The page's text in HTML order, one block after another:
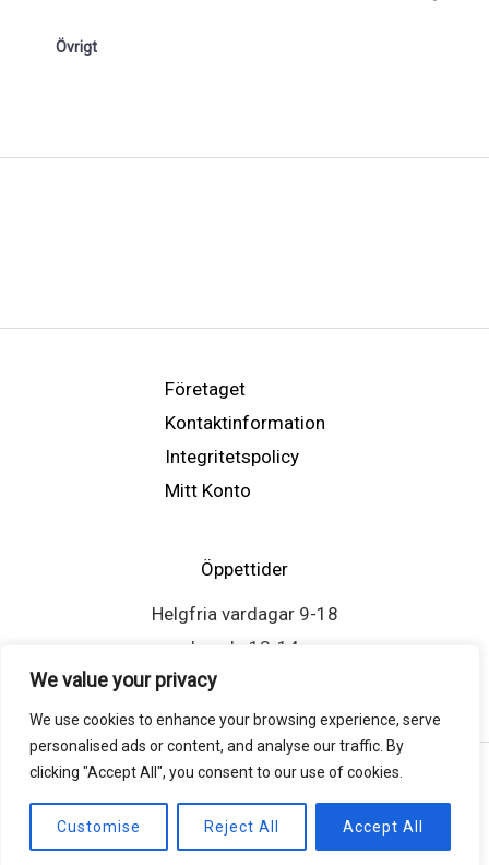
We value your privacy
We use cookies to enhance your browsing experience, serve
personalised ads or content, and analyse our traffic. By
clicking "Accept All", you consent to our use of cookies.
Customise Reject All Accept All
Övrigt
Företaget
Kontaktinformation
Integritetspolicy
Mitt Konto
Öppettider
Helgfria vardagar 9-18
Lunch: 13-14
Copyright © 2026 Atlasscreen.se